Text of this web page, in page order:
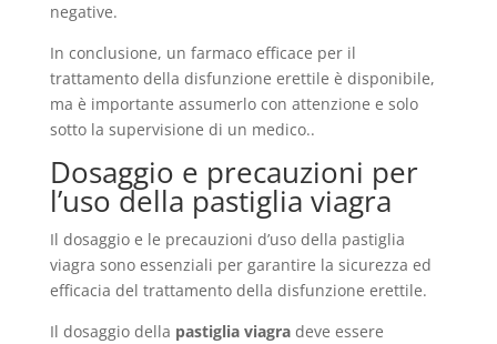
negative.
In conclusione, un farmaco efficace per il
trattamento della disfunzione erettile è disponibile,
ma è importante assumerlo con attenzione e solo
sotto la supervisione di un medico..
Dosaggio e precauzioni per
l’uso della pastiglia viagra
Il dosaggio e le precauzioni d’uso della pastiglia
viagra sono essenziali per garantire la sicurezza ed
efficacia del trattamento della disfunzione erettile.
Il dosaggio della pastiglia viagradeve essere